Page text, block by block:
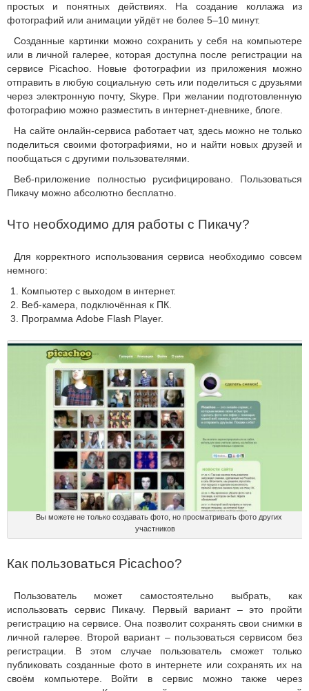
простых и понятных действиях. На создание коллажа из
фотографий или анимации уйдёт не более 5–10 минут.
Созданные картинки можно сохранить у себя на компьютере
или в личной галерее, которая доступна после регистрации на
сервисе Picachoo. Новые фотографии из приложения можно
отправить в любую социальную сеть или поделиться с друзьями
через электронную почту, Skype. При желании подготовленную
фотографию можно разместить в интернет-дневнике, блоге.
На сайте онлайн-сервиса работает чат, здесь можно не только
поделиться своими фотографиями, но и найти новых друзей и
пообщаться с другими пользователями.
Веб-приложение полностью русифицировано. Пользоваться
Пикачу можно абсолютно бесплатно.
Что необходимо для работы с Пикачу?
Для корректного использования сервиса необходимо совсем
немного:
Компьютер с выходом в интернет.
Веб-камера, подключённая к ПК.
Программа Adobe Flash Player.
Вы можете не только создавать фото, но просматривать фото других
участников
Как пользоваться Picachoo?
Пользователь может самостоятельно выбрать, как
использовать сервис Пикачу. Первый вариант – это пройти
регистрацию на сервисе. Она позволит сохранять свои снимки в
личной галерее. Второй вариант – пользоваться сервисом без
регистрации. В этом случае пользователь сможет только
публиковать созданные фото в интернете или сохранять их на
своём компьютере. Войти в сервис можно также через